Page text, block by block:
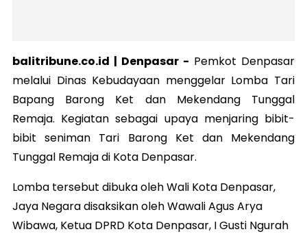
balitribune.co.id | Denpasar - Pemkot Denpasar
melalui Dinas Kebudayaan menggelar Lomba Tari
Bapang Barong Ket dan Mekendang Tunggal
Remaja. Kegiatan sebagai upaya menjaring bibit-
bibit seniman Tari Barong Ket dan Mekendang
Tunggal Remaja di Kota Denpasar.
Lomba tersebut dibuka oleh Wali Kota Denpasar,
Jaya Negara disaksikan oleh Wawali Agus Arya
Wibawa, Ketua DPRD Kota Denpasar, I Gusti Ngurah